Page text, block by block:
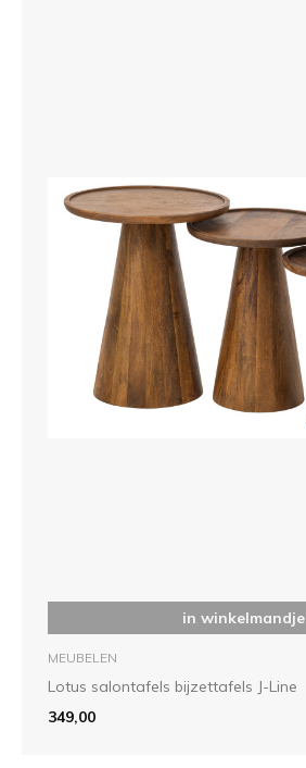
in winkelmandje
MEUBELEN
Lotus salontafels bijzettafels J-Line
349,00